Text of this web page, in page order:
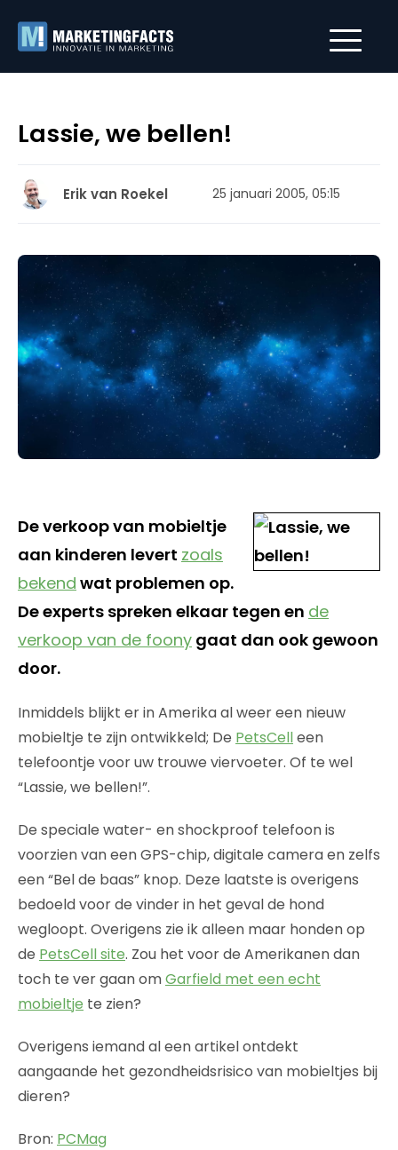
Lassie, we bellen!
Erik van Roekel 25 januari 2005, 05:15
De verkoop van mobieltje
aan kinderen levert zoals
bekend wat problemen op.
De experts spreken elkaar tegen en de
verkoop van de foony gaat dan ook gewoon
door.
Inmiddels blijkt er in Amerika al weer een nieuw
mobieltje te zijn ontwikkeld; De PetsCelleen
telefoontje voor uw trouwe viervoeter. Of te wel
“Lassie, we bellen!”.
De speciale water- en shockproof telefoon is
voorzien van een GPS-chip, digitale camera en zelfs
een “Bel de baas” knop. Deze laatste is overigens
bedoeld voor de vinder in het geval de hond
wegloopt. Overigens zie ik alleen maar honden op
de PetsCell site. Zou het voor de Amerikanen dan
toch te ver gaan omGarfield met een echt
mobieltje te zien?
Overigens iemand al een artikel ontdekt
aangaande het gezondheidsrisico van mobieltjes bij
dieren?
Bron: PCMag